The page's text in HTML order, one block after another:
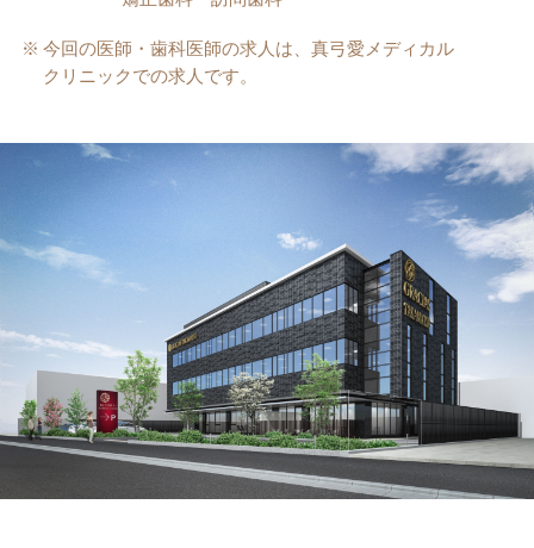
※ 今回の医師・歯科医師の求人は、真弓愛メディカル
クリニックでの求人です。